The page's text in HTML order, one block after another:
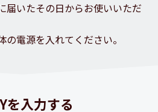
届いたその日からお使いいただ
の電源を入れてください。
を入力する